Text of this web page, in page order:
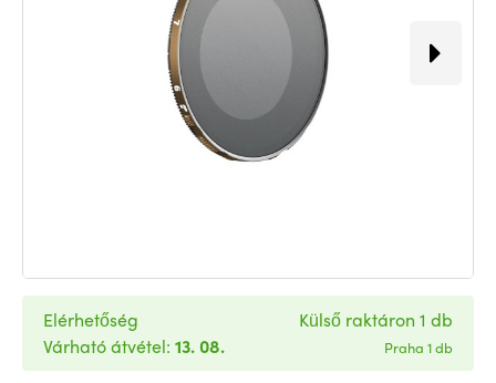
Elérhetőség
Várható átvétel: 13. 08.
Külső raktáron 1 db
Praha 1 db